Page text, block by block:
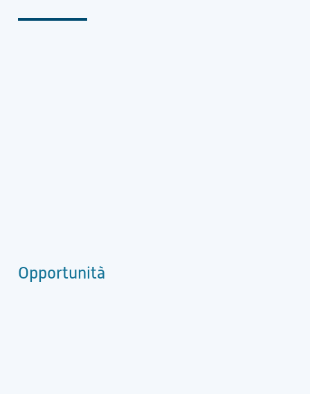
Opportunità